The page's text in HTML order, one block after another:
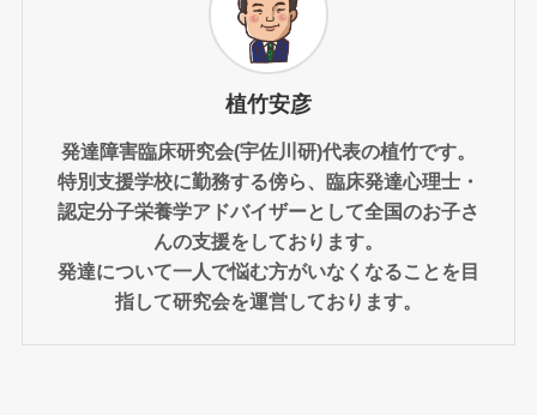
植竹安彦
発達障害臨床研究会(宇佐川研)代表の植竹です。
特別支援学校に勤務する傍ら、臨床発達心理士・
認定分子栄養学アドバイザーとして全国のお子さ
んの支援をしております。
発達について一人で悩む方がいなくなることを目
指して研究会を運営しております。